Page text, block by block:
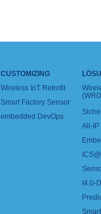
CUSTOMIZING
Wireless IoT Retrofit
Smart Factory Sensor
embedded DevOps
All-IP
I4.0-